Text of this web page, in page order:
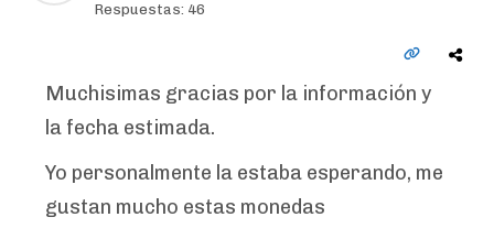
Respuestas: 46
Muchisimas gracias por la información y
la fecha estimada.
Yo personalmente la estaba esperando, me
gustan mucho estas monedas